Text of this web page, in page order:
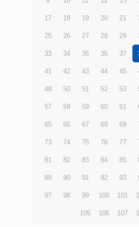
17 18 19 20 21
25 26 27 28 29
33 34 35 36 37
41 42 43 44 45
49 50 51 52 53
57 58 59 60 61
65 66 67 68 69
73 74 75 76 77
81 82 83 84 85
89 90 91 92 93
97 98 99 100 101
105 106 107